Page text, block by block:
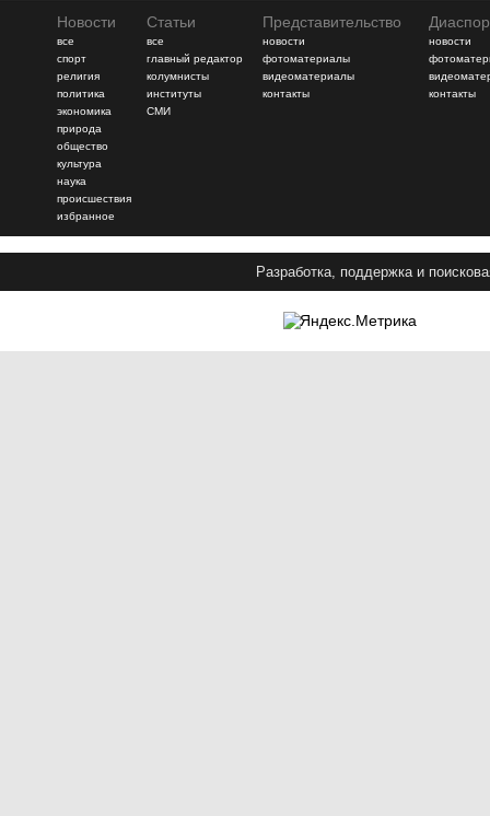
Новости
все
спорт
религия
политика
экономика
природа
общество
культура
наука
происшествия
избранное
Статьи
все
главный редактор
колумнисты
институты
СМИ
Представительство
новости
фотоматериалы
видеоматериалы
контакты
новости
контакты
Разработка, поддержка и